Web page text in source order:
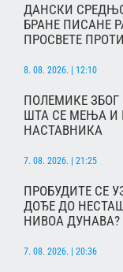
ДАНСКИ
БРАНЕ ПИСАНЕ
ПРОСВЕТЕ
8. 08. 2026. | 12:10
ПОЛЕМИКЕ
ШТА СЕ МЕЊА И
НАСТАВНИКА
7. 08. 2026. | 21:25
ПРОБУДИТЕ СЕ
ДОЂЕ ДО
НИВОА ДУНАВА?
7. 08. 2026. | 20:36